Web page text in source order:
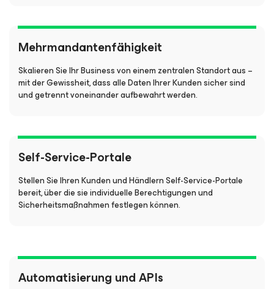
Mehrmandantenfähigkeit
Skalieren Sie Ihr Business von einem zentralen Standort aus –
mit der Gewissheit, dass alle Daten Ihrer Kunden sicher sind
und getrennt voneinander aufbewahrt werden.
Self-Service-Portale
Stellen Sie Ihren Kunden und Händlern Self-Service-Portale
bereit, über die sie individuelle Berechtigungen und
Sicherheitsmaßnahmen festlegen können.
Automatisierung und APIs